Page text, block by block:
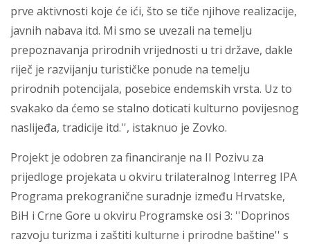
prve aktivnosti koje će ići, što se tiče njihove realizacije,
javnih nabava itd. Mi smo se uvezali na temelju
prepoznavanja prirodnih vrijednosti u tri države, dakle
riječ je razvijanju turističke ponude na temelju
prirodnih potencijala, posebice endemskih vrsta. Uz to
svakako da ćemo se stalno doticati kulturno povijesnog
naslijeđa, tradicije itd.'', istaknuo je Zovko.
Projekt je odobren za financiranje na II Pozivu za
prijedloge projekata u okviru trilateralnog Interreg IPA
Programa prekogranične suradnje između Hrvatske,
BiH i Crne Gore u okviru Programske osi 3: ''Doprinos
razvoju turizma i zaštiti kulturne i prirodne baštine'' s